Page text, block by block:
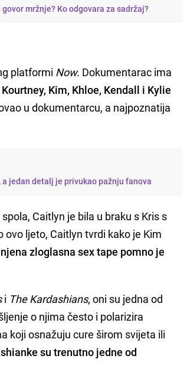
mržnje? Ko odgovara za sadržaj?
platformi Now. Dokumentarac ima
Kourtney, Kim, Khloe, Kendall i Kylie
u dokumentarcu, a najpoznatija
jedan detalj je privukao pažnju fanova
Caitlyn je bila u braku s Kris s
ovo ljeto, Caitlyn tvrdi kako je Kim
njena zloglasna sex tape pomno je
i The Kardashians, oni su jedna od
o njima često i polarizira
koji osnažuju cure širom svijeta ili
su trenutno jedne od